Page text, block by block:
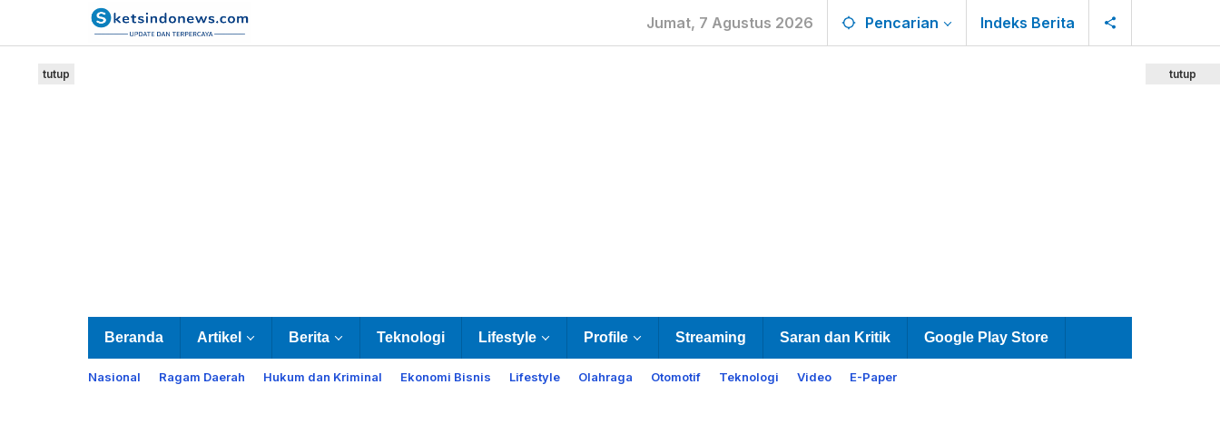
Jumat, 7 Agustus 2026 Pencarian Indeks Berita
Beranda Artikel Berita Teknologi Lifestyle Profile Streaming Saran dan Kritik Google Play Store
Nasional Ragam Daerah Hukum dan Kriminal Ekonomi Bisnis Lifestyle Olahraga Otomotif Teknologi Video E-Paper
tutup tutup